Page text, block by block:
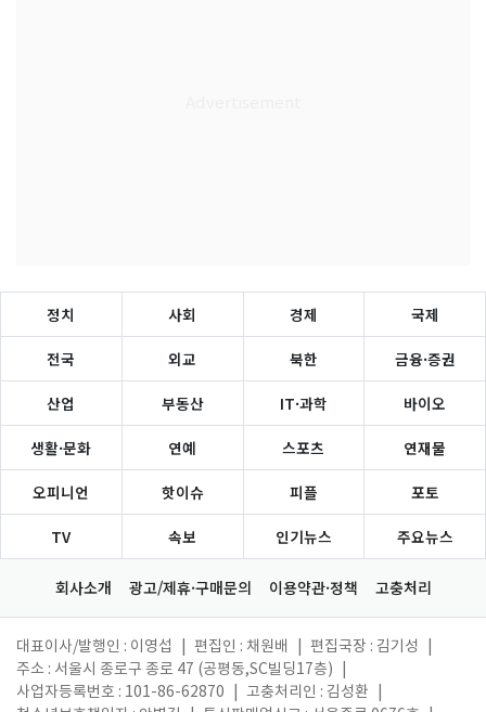
정치 사회 경제 국제
전국 외교 북한 금융·증권
산업 부동산 IT·과학 바이오
생활·문화 연예 스포츠 연재물
오피니언 핫이슈 피플 포토
TV 속보 인기뉴스 주요뉴스
회사소개 광고/제휴·구매문의 이용약관·정책 고충처리
대표이사/발행인 : 이영섭 편집인 : 채원배 편집국장 : 김기성
주소 : 서울시 종로구 종로 47 (공평동,SC빌딩17층)
사업자등록번호 : 101-86-62870
고충처리인 : 김성환